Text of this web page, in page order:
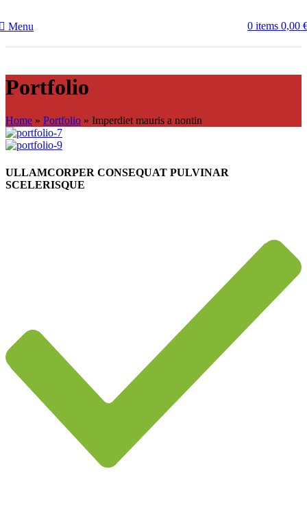
Menu 0 items 0,00
Portfolio
Home » Portfolio » Imperdiet mauris a nontin
ULLAMCORPER CONSEQUAT PULVINAR
SCELERISQUE